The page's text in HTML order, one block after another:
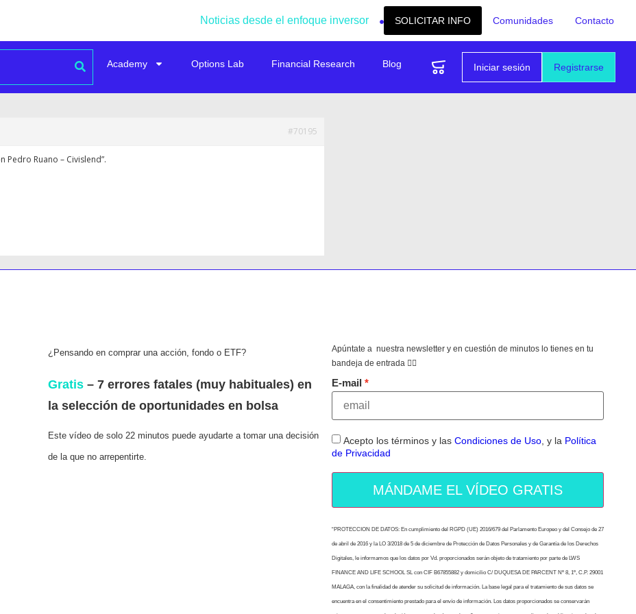
Noticias desde el enfoque inversor SOLICITAR INFO Comunidades Contacto
Registrarse
Iniciar sesión
Academy Options Lab Financial Research Blog
#70195
Pedro Ruano – Civislend”.
¿Pensando en comprar una acción, fondo o ETF?
Gratis– 7 errores fatales (muy habituales) en
la selección de oportunidades en bolsa
Este vídeo de solo 22 minutos puede ayudarte a tomar una decisión
de la que no arrepentirte.
Apúntate a nuestra newsletter y en cuestión de minutos lo tienes en tu
bandeja de entrada 👇🏻
E-mail
Acepto los términos y las Condiciones de Uso, y la Política
de Privacidad
MÁNDAME EL VÍDEO GRATIS
“PROTECCION DE DATOS: En cumplimiento del RGPD (UE) 2016/679 del Parlamento Europeo y del Consejo de 27
de abril de 2016 y la LO 3/2018 de 5 de diciembre de Protección de Datos Personales y de Garantía de los Derechos
Digitales, le informamos que los datos por Vd. proporcionados serán objeto de tratamiento por parte de LWS
FINANCE AND LIFE SCHOOL SL con CIF B67855882 y domicilio C/ DUQUESA DE PARCENT Nº 8, 1º, C.P. 29001
MALAGA, con la finalidad de atender su solicitud de información. La base legal para el tratamiento de sus datos se
encuentra en el consentimiento prestado para el envío de información. Los datos proporcionados se conservarán